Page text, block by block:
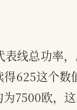
表线总功率
625这个数
7500欧，